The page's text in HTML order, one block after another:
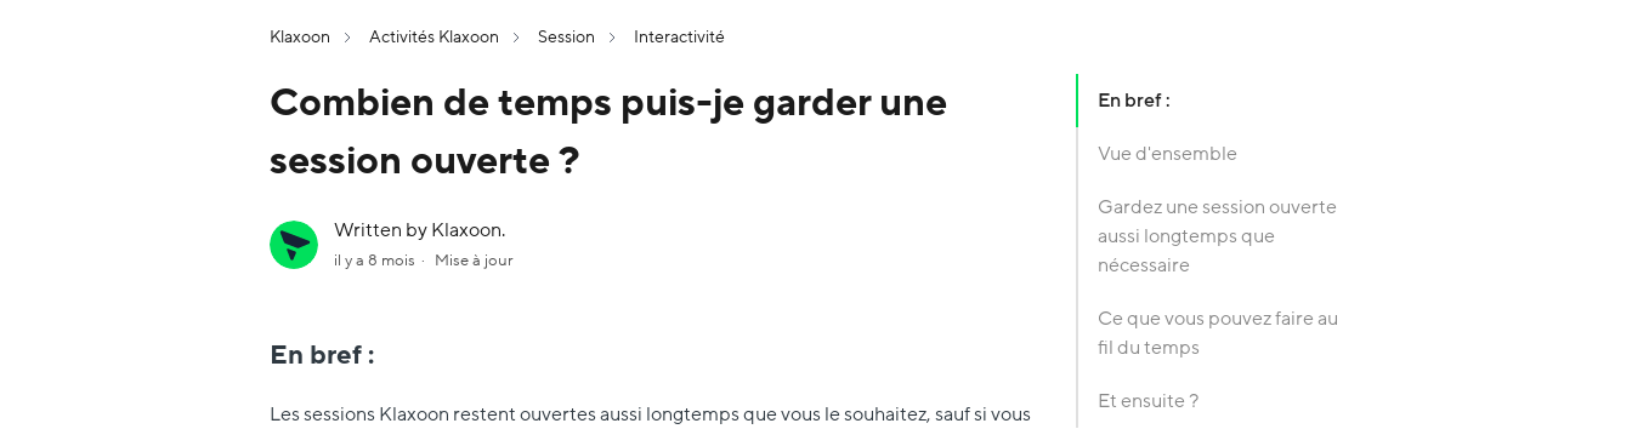
Klaxoon Activités Klaxoon Session Interactivité
Combien de temps puis-je garder une
session ouverte ?
Written by Klaxoon.
il y a 8 mois Mise à jour
En bref :
Les sessions Klaxoon restent ouvertes aussi longtemps que vous le souhaitez, sauf si vous
En bref :
Vue d'ensemble
Gardez une session ouverte
aussi longtemps que
nécessaire
Ce que vous pouvez faire au
fil du temps
Et ensuite ?